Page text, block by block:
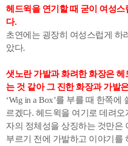
헤드윅을 연기할 때 굳이 여성
다.
초연에는 굉장히 여성스럽게 하
았다.
샛노란 가발과 화려한 화장은
는 것 같아 그 진한 화장과 가발
‘Wig in a Box’를 부를 때 한쪽
르겠다. 헤드윅을 여기로 데려
자의 정체성을 상징하는 것만은
부르기 전에 가발하고 이야기를